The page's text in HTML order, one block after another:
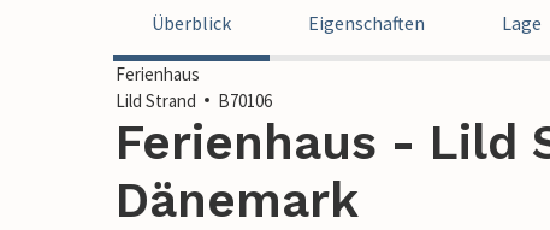
Überblick Eigenschaften Lage
Ferienhaus
Lild Strand
B70106
Ferienhaus - Lild
Dänemark